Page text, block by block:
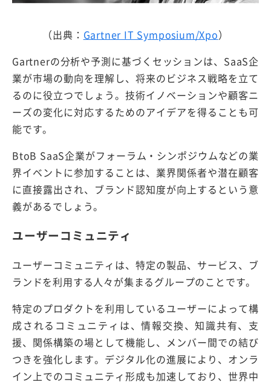
（出典： Gartner IT Symposium/Xpo）
Gartnerの分析や予測に基づくセッションは、SaaS企
業が市場の動向を理解し、将来のビジネス戦略を立て
るのに役立つでしょう。技術イノベーションや顧客ニ
ーズの変化に対応するためのアイデアを得ることも可
能です。
BtoB SaaS企業がフォーラム・シンポジウムなどの業
界イベントに参加することは、業界関係者や潜在顧客
に直接露出され、ブランド認知度が向上するという意
義があるでしょう。
ユーザーコミュニティ
ユーザーコミュニティは、特定の製品、サービス、ブ
ランドを利用する人々が集まるグループのことです。
特定のプロダクトを利用しているユーザーによって構
成されるコミュニティは、情報交換、知識共有、支
援、関係構築の場として機能し、メンバー間での結び
つきを強化します。デジタル化の進展により、オンラ
イン上でのコミュニティ形成も加速しており、世界中